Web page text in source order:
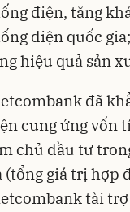
điện, tăng
điện quốc
hiệu quả sản
đã
cung ứng vốn
chủ đầu tư
(tổng giá trị hợp
tài trợ